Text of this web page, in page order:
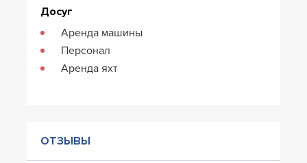
Досуг
Аренда машины
Персонал
Аренда яхт
ОТЗЫВЫ